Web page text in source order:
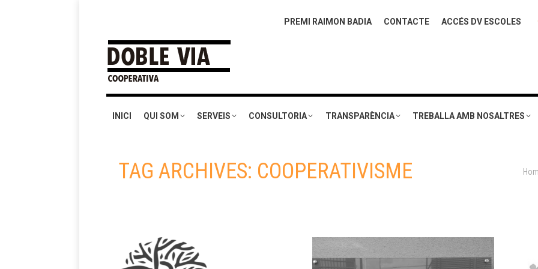
PREMI RAIMON BADIA CONTACTE ACCÉS DV ESCOLES
INICI QUI SOM SERVEIS CONSULTORIA TRANSPARÈNCIA TREBALLA AMB NOSALTRES
TAG ARCHIVES: COOPERATIVISME You